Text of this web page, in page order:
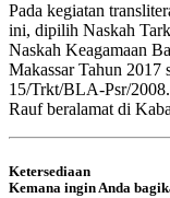
Pada kegiatan
ini, dipilih Naskah
Naskah Keagamaan
Makassar Tahun 2017
15/Trkt/BLA-Psr/
Rauf beralamat di
Ketersediaan
Kemana ingin Anda